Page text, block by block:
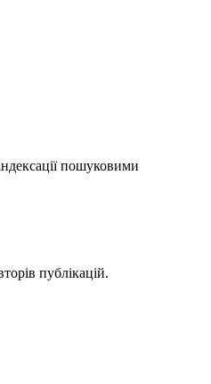
пошуковими
публікацій.